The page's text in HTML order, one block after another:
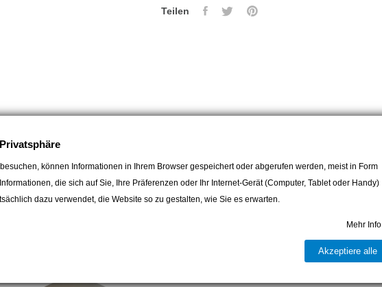
Teilen
können Informationen in Ihrem Browser gespeichert oder abgerufen werden, meist in Form
die sich auf Sie, Ihre Präferenzen oder Ihr Internet-Gerät (Computer, Tablet oder Handy)
dazu verwendet, die Website so zu gestalten, wie Sie es erwarten.
Mehr Info
Akzeptiere alle